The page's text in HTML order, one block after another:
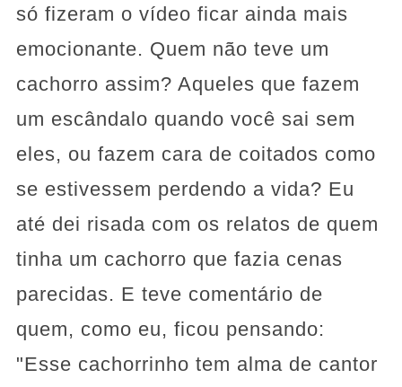
só fizeram o vídeo ficar ainda mais
emocionante. Quem não teve um
cachorro assim? Aqueles que fazem
um escândalo quando você sai sem
eles, ou fazem cara de coitados como
se estivessem perdendo a vida? Eu
até dei risada com os relatos de quem
tinha um cachorro que fazia cenas
parecidas. E teve comentário de
quem, como eu, ficou pensando:
"Esse cachorrinho tem alma de cantor